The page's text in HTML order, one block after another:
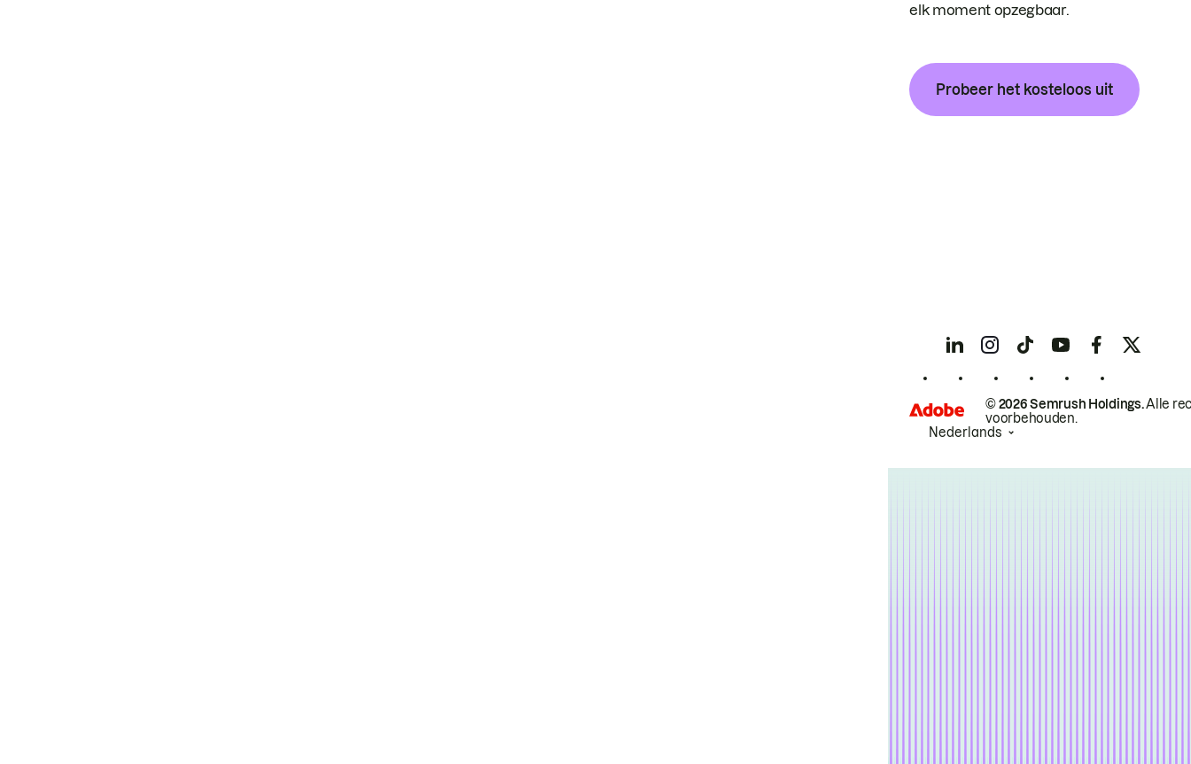
elk moment opzegbaar.
Probeer het kosteloos uit
© 2026 Semrush Holdings.Alle
voorbehouden.
Nederlands